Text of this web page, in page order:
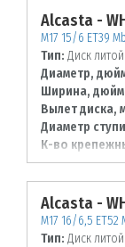
Alcasta -
M17 15/6 ET39
Тип: Диск литой
Диаметр,
Ширина,
Вылет диска,
Диаметр
К-во
Диаметр
105
Alcasta -
M17 16/6,5 ET52
Тип: Диск литой